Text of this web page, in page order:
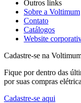
Outros links
Sobre a Voltimum
Contato
Catálogos
Website
Cadastre-se na
Fique por dentro das
por suas compras
Cadastre-se aqui